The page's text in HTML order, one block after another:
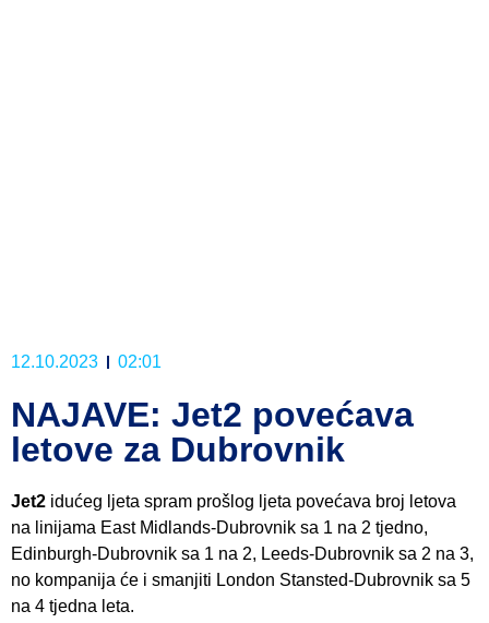
12.10.2023 02:01
NAJAVE: Jet2 povećava
letove za Dubrovnik
Jet2 idućeg ljeta spram prošlog ljeta povećava broj letova
na linijama East Midlands-Dubrovnik sa 1 na 2 tjedno,
Edinburgh-Dubrovnik sa 1 na 2, Leeds-Dubrovnik sa 2 na 3,
no kompanija će i smanjiti London Stansted-Dubrovnik sa 5
na 4 tjedna leta.